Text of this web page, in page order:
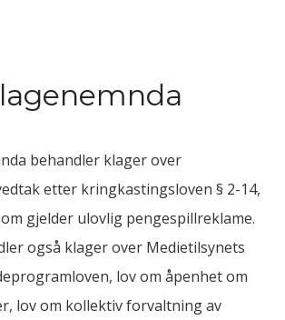
behandler klager over
etter kringkastingsloven § 2-14,
gjelder ulovlig pengespillreklame.
også klager over Medietilsynets
lov om åpenhet om
lov om kollektiv forvaltning av